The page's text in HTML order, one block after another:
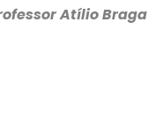
Atílio Braga